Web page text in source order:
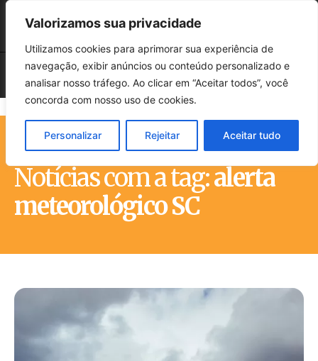
Valorizamos sua privacidade
Utilizamos cookies para aprimorar sua experiência de
navegação, exibir anúncios ou conteúdo personalizado e
analisar nosso tráfego. Ao clicar em “Aceitar todos”, você
concorda com nosso uso de cookies.
Personalizar Rejeitar Aceitar tudo
Notícias com a tag:alerta
meteorológico SC